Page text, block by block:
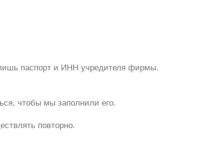
паспорт и ИНН учредителя фирмы.
чтобы мы заполнили его.
повторно.